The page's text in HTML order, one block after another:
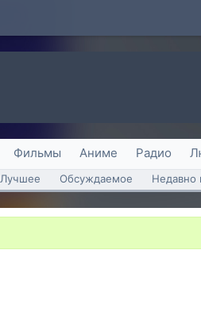
Фильмы Аниме Радио
Лучшее Обсуждаемое Недавно